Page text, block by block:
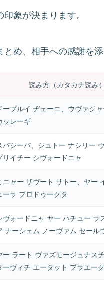
象が決まります。
め、相手への感謝を
読み方（カタカナ読み）
ーブルイ ヂェーニ、ウヴァジ
ッレーギ
パシーバ、シュトー ナシリー
リイチー シヴォードニャ
ニャー ザヴート サトー、ヤー
ーラ プロドゥークタ
ヴォードニャ ヤー ハチュー ラ
ナーシェム ノーヴァム セール
ー ラート ヴァズモージュナス
ーヴィチ エータット プラエー